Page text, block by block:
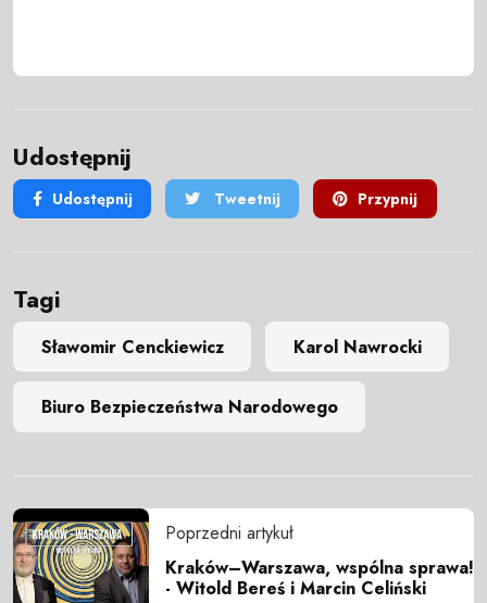
Udostępnij
Udostępnij Tweetnij Przypnij
Tagi
Sławomir Cenckiewicz Karol Nawrocki
Biuro Bezpieczeństwa Narodowego
Poprzedni artykuł
Kraków–Warszawa, wspólna sprawa!
- Witold Bereś i Marcin Celiński